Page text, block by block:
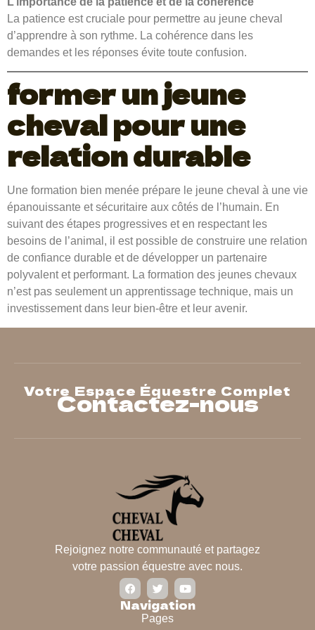
La patience est cruciale pour permettre au jeune cheval
d’apprendre à son rythme. La cohérence dans les
demandes et les réponses évite toute confusion.
former un jeune
cheval pour une
relation durable
Une formation bien menée prépare le jeune cheval à une vie
épanouissante et sécuritaire aux côtés de l’humain. En
suivant des étapes progressives et en respectant les
besoins de l’animal, il est possible de construire une relation
de confiance durable et de développer un partenaire
polyvalent et performant. La formation des jeunes chevaux
n’est pas seulement un apprentissage technique, mais un
investissement dans leur bien-être et leur avenir.
Votre Espace Équestre Complet
Contactez-nous
Rejoignez notre communauté et partagez
votre passion équestre avec nous.
Navigation
Pages